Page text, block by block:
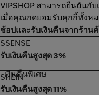
VIPSHOP สามารถยืนยันกั
เมื่อคุณกดยอมรับคุกกี้ทั้งห
ช้อปและรับเงินคืนจากร้าน
SSENSE
SSENSE
รับเงินคืนสูงสุด 3%
SHEIN
เงินคืนพิเศษ
SHEIN
รับเงินคืนสูงสุด 11%